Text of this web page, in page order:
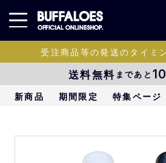
受注商品等の発送のタイミ
送料無料 まであと
新商品 期間限定 特集ページ